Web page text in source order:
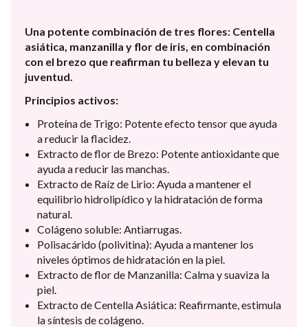
Una potente combinación de tres flores: Centella
asiática, manzanilla y flor de iris, en combinación
con el brezo que reafirman tu belleza y elevan tu
juventud.
Principios activos:
Proteína de Trigo: Potente efecto tensor que ayuda
a reducir la flacidez.
Extracto de flor de Brezo: Potente antioxidante que
ayuda a reducir las manchas.
Extracto de Raíz de Lirio: Ayuda a mantener el
equilibrio hidrolipídico y la hidratación de forma
natural.
Colágeno soluble: Antiarrugas.
Polisacárido (polivitina): Ayuda a mantener los
niveles óptimos de hidratación en la piel.
Extracto de flor de Manzanilla: Calma y suaviza la
piel.
Extracto de Centella Asiática: Reafirmante, estimula
la síntesis de colágeno.